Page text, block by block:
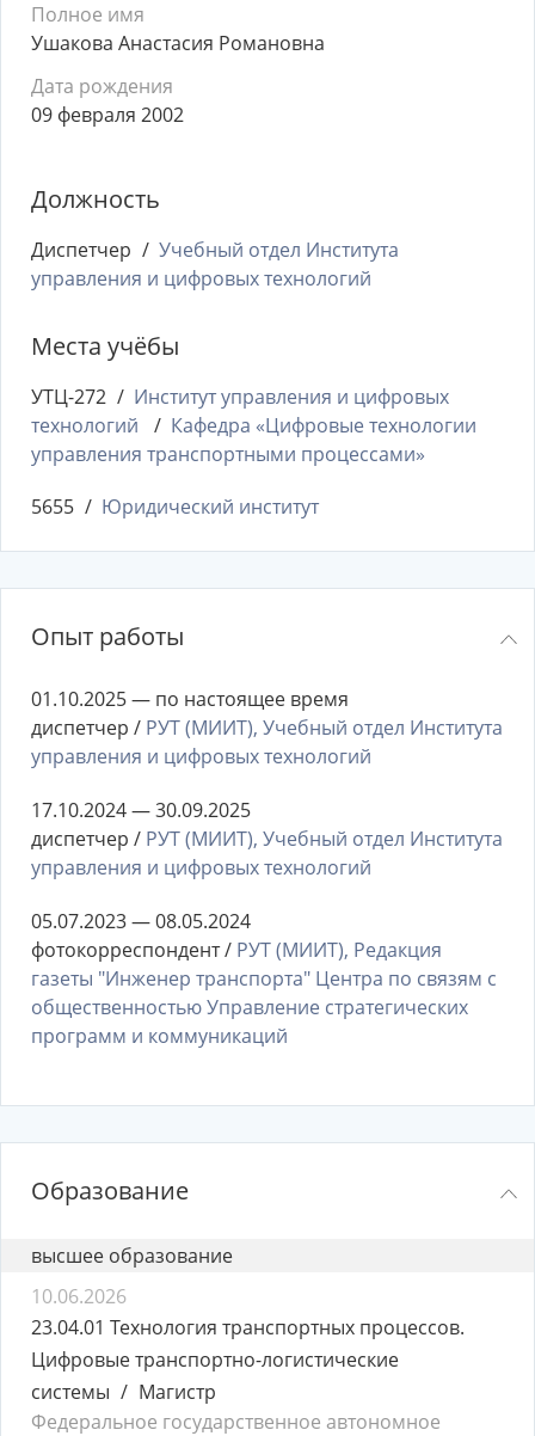
Полное имя
Ушакова Анастасия Романовна
Дата рождения
09 февраля 2002
Должность
Диспетчер
Учебный отдел Института
управления и цифровых технологий
Места учёбы
УТЦ-272
Институт управления и цифровых
технологий
Кафедра «Цифровые технологии
управления транспортными процессами»
5655
Юридический институт
Опыт работы
01.10.2025 — по настоящее время
диспетчер / РУТ (МИИТ), Учебный отдел Института
управления и цифровых технологий
17.10.2024 — 30.09.2025
диспетчер / РУТ (МИИТ), Учебный отдел Института
управления и цифровых технологий
05.07.2023 — 08.05.2024
фотокорреспондент / РУТ (МИИТ), Редакция
газеты "Инженер транспорта" Центра по связям с
общественностью Управление стратегических
программ и коммуникаций
Образование
высшее образование
10.06.2026
23.04.01 Технология транспортных процессов.
Цифровые транспортно-логистические
системы
Магистр
Федеральное государственное автономное